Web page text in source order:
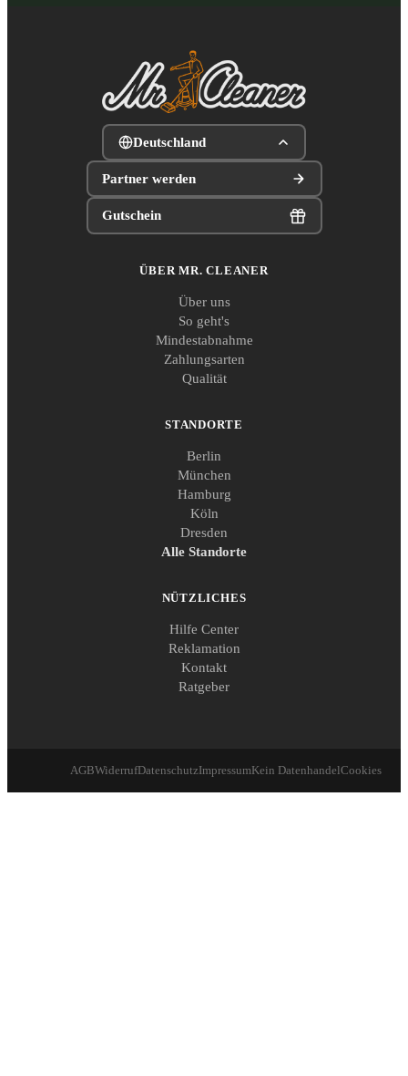
Deutschland
Partner werden
Gutschein
ÜBER MR. CLEANER
Über uns
So geht's
Mindestabnahme
Zahlungsarten
Qualität
STANDORTE
Berlin
München
Hamburg
Köln
Dresden
Alle Standorte
NÜTZLICHES
Hilfe Center
Reklamation
Kontakt
Ratgeber
AGBWiderrufDatenschutzImpressumKein DatenhandelCookies